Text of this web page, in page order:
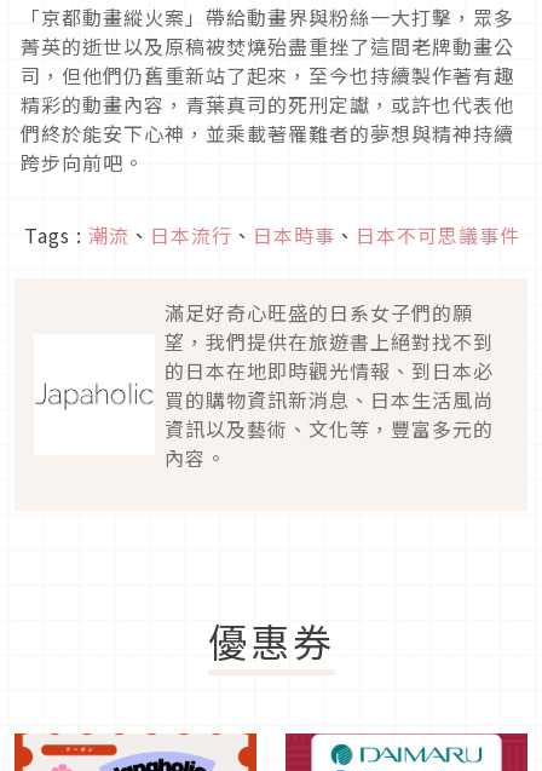
「京都動畫縱火案」帶給動畫界與粉絲一大打擊，眾多
菁英的逝世以及原稿被焚燒殆盡重挫了這間老牌動畫公
司，但他們仍舊重新站了起來，至今也持續製作著有趣
精彩的動畫內容，青葉真司的死刑定讞，或許也代表他
們終於能安下心神，並乘載著罹難者的夢想與精神持續
跨步向前吧。
Tags : 潮流 、 日本流行 、 日本時事 、 日本不可思議事件
滿足好奇心旺盛的日系女子們的願
望，我們提供在旅遊書上絕對找不到
的日本在地即時觀光情報、到日本必
買的購物資訊新消息、日本生活風尚
資訊以及藝術、文化等，豐富多元的
內容。
優惠券